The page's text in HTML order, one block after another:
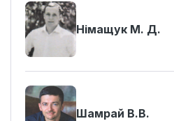
Німащук М. Д.
Шамрай В.В.